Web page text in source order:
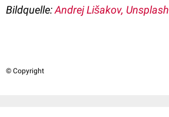
Bildquelle:Andrej Lišakov, Unsplash
© Copyright